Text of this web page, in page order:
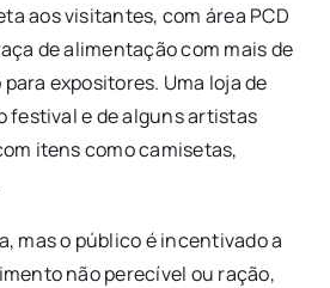
aos visitantes, com área PCD
de alimentação com mais de
para expositores. Uma loja de
festival e de alguns artistas
itens como camisetas,
mas o público é incentivado a
não perecível ou ração,